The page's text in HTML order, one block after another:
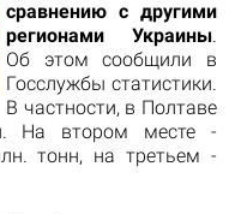
сравнению с другими
регионами Украины.
Об этом сообщили в
Госслужбы статистики.
В частности, в Полтаве
На втором месте -
тонн, на третьем -